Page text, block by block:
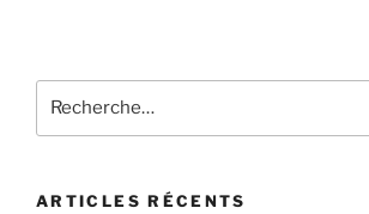
pour
ARTICLES RÉCENTS